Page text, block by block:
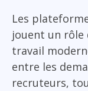
Les
jouent un rôle
travail
entre les
recruteurs,